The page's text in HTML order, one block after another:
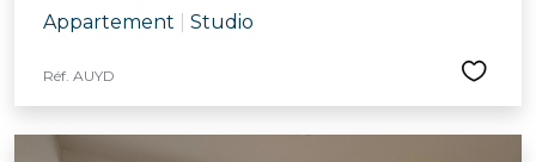
Appartement Studio
Réf. AUYD